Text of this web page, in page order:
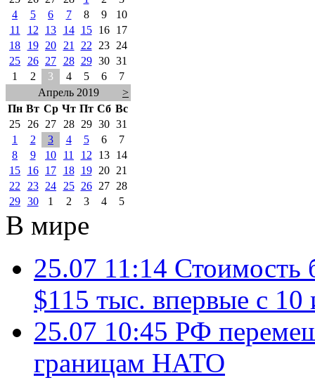
4
5 6 7 8 9
10
11
12 13 14 15 16
17
18
19 20 21 22 23
24
25
26 27 28 29 30 31
1
2 3 4 5 6
7
Апрель 2019
>
Пн Вт Ср Чт Пт Сб Вс
25
26 27 28 29 30 31
1
2 3 4 5 6
7
8
9 10 11 12 13
14
15
16 17 18 19 20
21
22
23 24 25 26 27
28
29 30 1 2 3 4 5
В мире
25.07 11:14 Стоимость
$115 тыс. впервые с 10
25.07 10:45 РФ
границам НАТО